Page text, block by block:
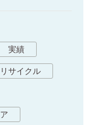
実績
リサイクル